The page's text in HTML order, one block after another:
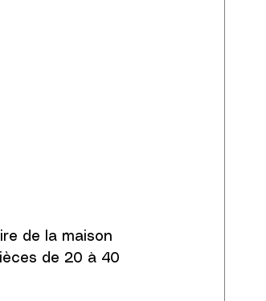
de la maison
de 20 à 40